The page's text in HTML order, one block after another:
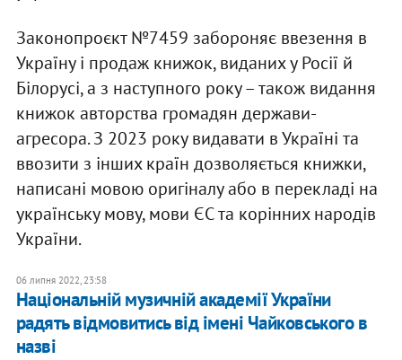
Законопроєкт №7459 забороняє ввезення в
Україну і продаж книжок, виданих у Росії й
Білорусі, а з наступного року – також видання
книжок авторства громадян держави-
агресора. З 2023 року видавати в Україні та
ввозити з інших країн дозволяється книжки,
написані мовою оригіналу або в перекладі на
українську мову, мови ЄС та корінних народів
України.
06 липня 2022, 23:58
Національній музичній академії України
радять відмовитись від імені Чайковського в
назві